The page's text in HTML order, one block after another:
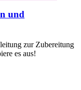
und
zur Zubereitung
es aus!